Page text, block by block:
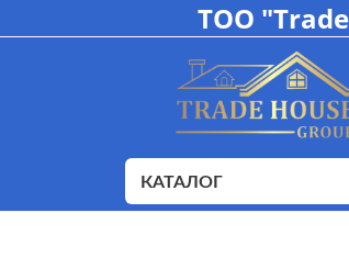
ТОО
КАТАЛОГ